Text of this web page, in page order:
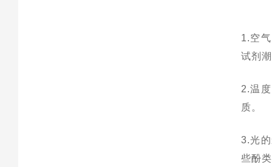
1.空
试剂
2.温
质。
3.光
些酚